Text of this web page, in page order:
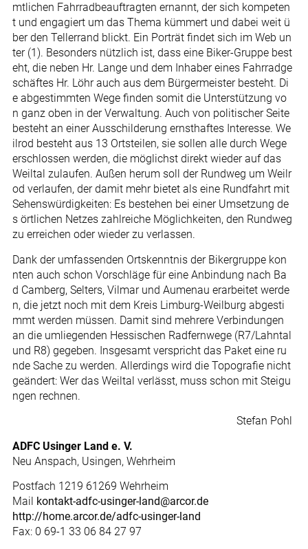
mtlichen Fahrradbeauftragten ernannt, der sich kompeten
t und engagiert um das Thema kümmert und dabei weit ü
ber den Tellerrand blickt. Ein Porträt findet sich im Web un
ter (1). Besonders nützlich ist, dass eine Biker-Gruppe best
eht, die neben Hr. Lange und dem Inhaber eines Fahrradge
schäftes Hr. Löhr auch aus dem Bürgermeister besteht. Di
e abgestimmten Wege finden somit die Unterstützung vo
n ganz oben in der Verwaltung. Auch von politischer Seite
besteht an einer Ausschilderung ernsthaftes Interesse. We
ilrod besteht aus 13 Ortsteilen, sie sollen alle durch Wege
erschlossen werden, die möglichst direkt wieder auf das
Weiltal zulaufen. Außen herum soll der Rundweg um Weilr
od verlaufen, der damit mehr bietet als eine Rundfahrt mit
Sehenswürdigkeiten: Es bestehen bei einer Umsetzung de
s örtlichen Netzes zahlreiche Möglichkeiten, den Rundweg
zu erreichen oder wieder zu verlassen.
Dank der umfassenden Ortskenntnis der Bikergruppe kon
nten auch schon Vorschläge für eine Anbindung nach Ba
d Camberg, Selters, Vilmar und Aumenau erarbeitet werde
n, die jetzt noch mit dem Kreis Limburg-Weilburg abgesti
mmt werden müssen. Damit sind mehrere Verbindungen
an die umliegenden Hessischen Radfernwege (R7/Lahntal
und R8) gegeben. Insgesamt verspricht das Paket eine ru
nde Sache zu werden. Allerdings wird die Topografie nicht
geändert: Wer das Weiltal verlässt, muss schon mit Steigu
ngen rechnen.
Stefan Pohl
ADFC Usinger Land e. V.
Neu Anspach, Usingen, Wehrheim
Postfach 1219 61269 Wehrheim
Mail kontakt-adfc-usinger-land@arcor.de
http://home.arcor.de/adfc-usinger-land
Fax: 0 69-1 33 06 84 27 97